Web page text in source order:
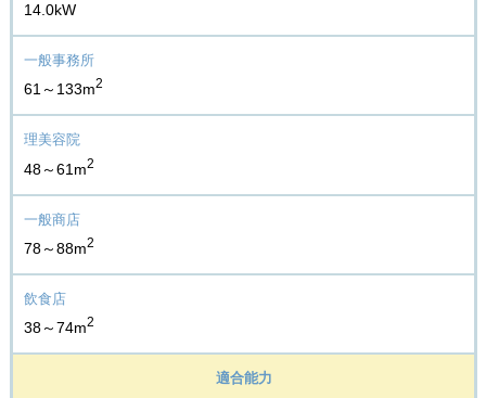
14.0kW
61～133m2
48～61m2
78～88m2
38～74m2